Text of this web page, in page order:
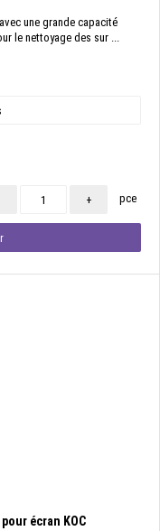
une grande capacité
le nettoyage des sur ...
+ pce
écran KOC